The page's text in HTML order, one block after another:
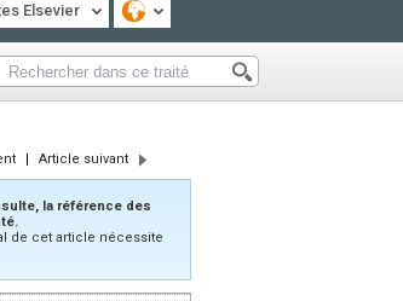
Elsevier
| Article suivant
la référence des
de cet article nécessite